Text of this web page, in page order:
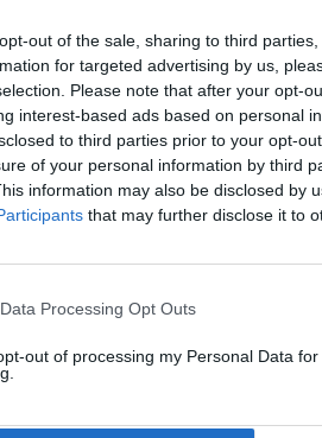
out of the sale, sharing to third
for targeted advertising by us,
Please note that after your opt-
interest-based ads based on personal
to third parties prior to your opt-
of your personal information by third
information may also be disclosed by
that may further disclose it to
Processing Opt Outs
out of processing my Personal Data for